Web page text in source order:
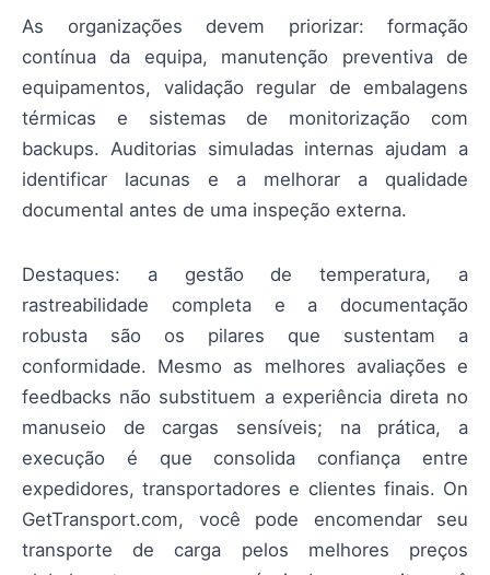
As organizações devem priorizar: formação
contínua da equipa, manutenção preventiva de
equipamentos, validação regular de embalagens
térmicas e sistemas de monitorização com
backups. Auditorias simuladas internas ajudam a
identificar lacunas e a melhorar a qualidade
documental antes de uma inspeção externa.
Destaques: a gestão de temperatura, a
rastreabilidade completa e a documentação
robusta são os pilares que sustentam a
conformidade. Mesmo as melhores avaliações e
feedbacks não substituem a experiência direta no
manuseio de cargas sensíveis; na prática, a
execução é que consolida confiança entre
expedidores, transportadores e clientes finais. On
GetTransport.com, você pode encomendar seu
transporte de carga pelos melhores preços